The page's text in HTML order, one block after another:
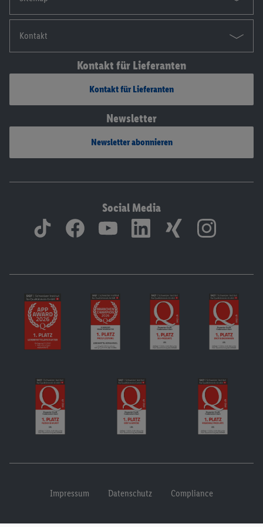
Kontakt
Kontakt für Lieferanten
Kontakt für Lieferanten
Newsletter
Newsletter abonnieren
Social Media
Impressum Datenschutz Compliance